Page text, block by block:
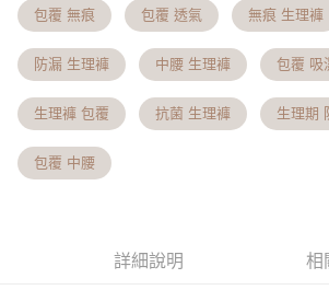
1.分期款項不併入電信帳單，「大哥付你分期」於每
醒簡訊。
2.透過簡訊連結打開帳單後，可選擇「超商條碼／台
帳／街口支付／iPASS MONEY」等通路繳費。
【注意事項】
1.本服務係由「台灣大哥大股份有限公司」（以下簡
用戶於交易時，得透過本服務購買商品或服務，並由
買賣價金債權讓與本公司後，依約使用本公司帳單繳
3.完整用戶服務條款，請詳閱以下連結：
https://
【「AFTEE先享後付」結帳流程】
結帳頁面，進行簡訊認證並確認金額後，即可完成
２．訂單成立數日內，您將收到繳費通知簡訊。
３．收到繳費通知簡訊後14天內，點擊此簡訊中的
ATM／網路銀行／等多元方式進行付款，方視為交
購買商品的店家。未經商家同意取消之訂單仍視為
後付繳納相關費用。
貨到付款
運送方式
全家貨到付款 約3~5天到貨，實際出貨依照配
國定假日將順延
每筆NT$70，滿NT$1,000(含以上)免運費
每筆NT$70，滿NT$699(含以上)免運費
包覆 無痕 包覆 透氣 無痕 生理褲
防漏 生理褲 中腰 生理褲 包覆 吸
生理褲 包覆 抗菌 生理褲 生理期
包覆 中腰
詳細說明 相